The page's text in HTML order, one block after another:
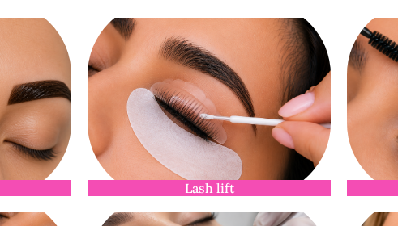
Lash lift